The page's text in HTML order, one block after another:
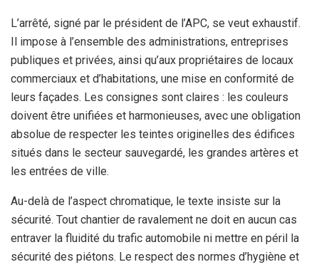
L’arrêté, signé par le président de l’APC, se veut exhaustif.
Il impose à l’ensemble des administrations, entreprises
publiques et privées, ainsi qu’aux propriétaires de locaux
commerciaux et d’habitations, une mise en conformité de
leurs façades. Les consignes sont claires : les couleurs
doivent être unifiées et harmonieuses, avec une obligation
absolue de respecter les teintes originelles des édifices
situés dans le secteur sauvegardé, les grandes artères et
les entrées de ville.
Au-delà de l’aspect chromatique, le texte insiste sur la
sécurité. Tout chantier de ravalement ne doit en aucun cas
entraver la fluidité du trafic automobile ni mettre en péril la
sécurité des piétons. Le respect des normes d’hygiène et